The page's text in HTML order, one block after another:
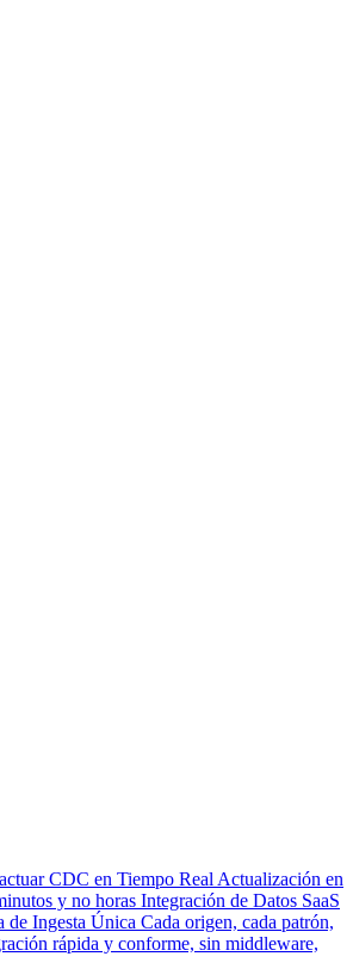
CDC en Tiempo Real Actualización en
y no horas Integración de Datos SaaS
de Ingesta Única Cada origen, cada patrón,
rápida y conforme, sin middleware,